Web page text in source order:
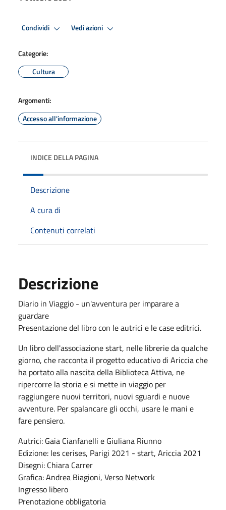
Condividi Vedi azioni
Categorie:
Cultura
Argomenti:
Accesso all'informazione
INDICE DELLA PAGINA
Descrizione
A cura di
Contenuti correlati
Descrizione
Diario in Viaggio - un'avventura per imparare a
guardare
Presentazione del libro con le autrici e le case editrici.
Un libro dell'associazione start, nelle librerie da qualche
giorno, che racconta il progetto educativo di Ariccia che
ha portato alla nascita della Biblioteca Attiva, ne
ripercorre la storia e si mette in viaggio per
raggiungere nuovi territori, nuovi sguardi e nuove
avventure. Per spalancare gli occhi, usare le mani e
fare pensiero.
Autrici: Gaia Cianfanelli e Giuliana Riunno
Edizione: les cerises, Parigi 2021 - start, Ariccia 2021
Disegni: Chiara Carrer
Grafica: Andrea Biagioni, Verso Network
Ingresso libero
Prenotazione obbligatoria